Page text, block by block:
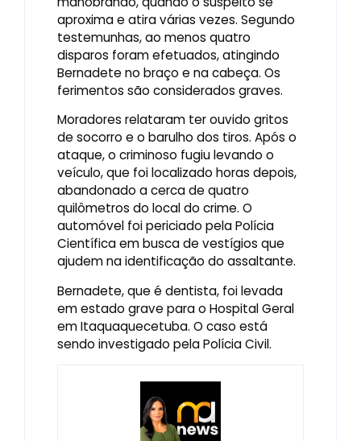
aproxima e atira várias vezes. Segundo
testemunhas, ao menos quatro
disparos foram efetuados, atingindo
Bernadete no braço e na cabeça. Os
ferimentos são considerados graves.
Moradores relataram ter ouvido gritos
de socorro e o barulho dos tiros. Após o
ataque, o criminoso fugiu levando o
veículo, que foi localizado horas depois,
abandonado a cerca de quatro
quilômetros do local do crime. O
automóvel foi periciado pela Polícia
Científica em busca de vestígios que
ajudem na identificação do assaltante.
Bernadete, que é dentista, foi levada
em estado grave para o Hospital Geral
em Itaquaquecetuba. O caso está
sendo investigado pela Polícia Civil.